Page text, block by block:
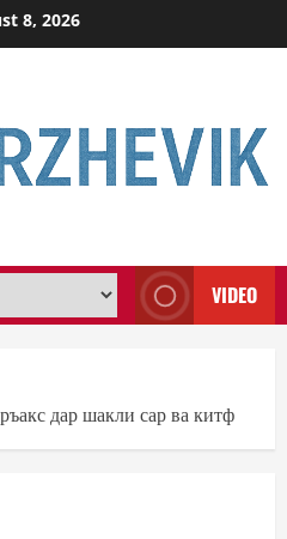
8, 2026
VIDEO
дар шакли сар ва китф